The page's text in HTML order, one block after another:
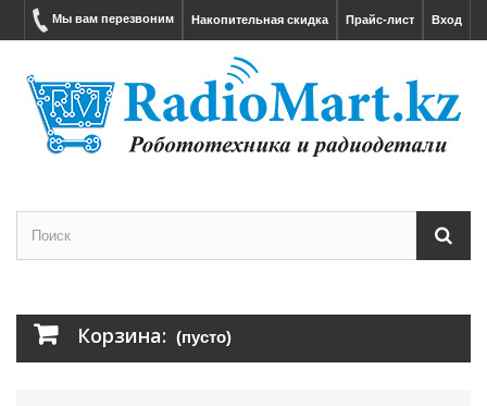
Вход
Прайс-лист
Накопительная скидка
Мы вам перезвоним
Корзина: (пусто)